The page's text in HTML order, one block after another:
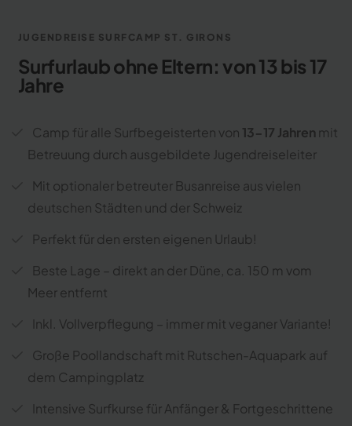
JUGENDREISE SURFCAMP ST. GIRONS
Surfurlaub ohne Eltern: von 13 bis 17
Jahre
Camp für alle Surfbegeisterten von 13-17 Jahren mit
Betreuung durch ausgebildete Jugendreiseleiter
Mit optionaler betreuter Busanreise aus vielen
deutschen Städten und der Schweiz
Perfekt für den ersten eigenen Urlaub!
Beste Lage – direkt an der Düne, ca. 150 m vom
Meer entfernt
Inkl. Vollverpflegung – immer mit veganer Variante!
Große Poollandschaft mit Rutschen-Aquapark auf
dem Campingplatz
Intensive Surfkurse für Anfänger & Fortgeschrittene